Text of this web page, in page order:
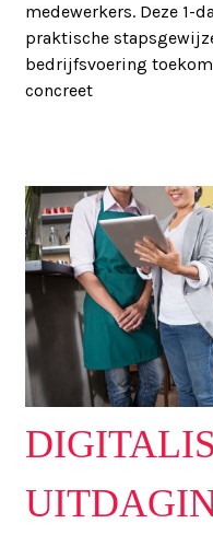
medewerkers. Deze 1-
praktische
bedrijfsvoering
concreet